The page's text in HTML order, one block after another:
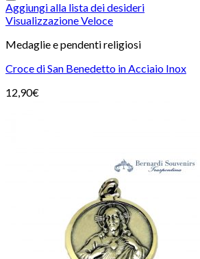
Aggiungi alla lista dei desideri
Visualizzazione Veloce
Medaglie e pendenti religiosi
Croce di San Benedetto in Acciaio Inox
12,90€